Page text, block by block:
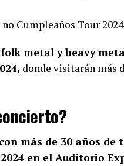
Cumpleaños Tour 2024
folk metal y heavy
donde visitarán más
más de 30 años de
en el Auditorio